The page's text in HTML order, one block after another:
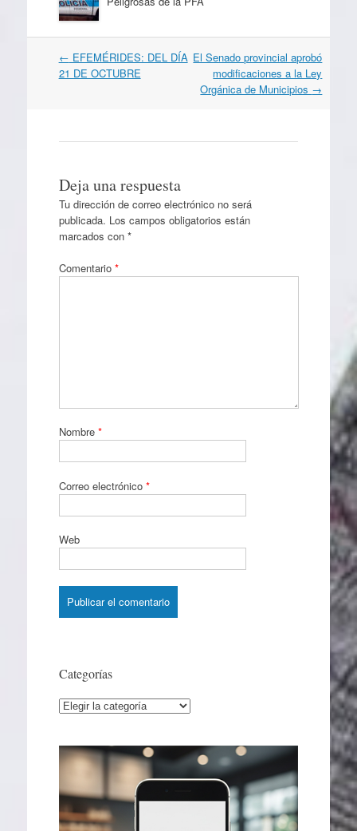
Navegación
por
← EFEMÉRIDES: DEL DÍA
21 DE OCTUBRE
El Senado provincial aprobó
modificaciones a la Ley
Orgánica de Municipios →
Deja una respuesta
Tu dirección de correo electrónico no será
publicada. Los campos obligatorios están
marcados con *
Comentario *
Nombre *
Correo electrónico *
Web
Categorías
Categorías